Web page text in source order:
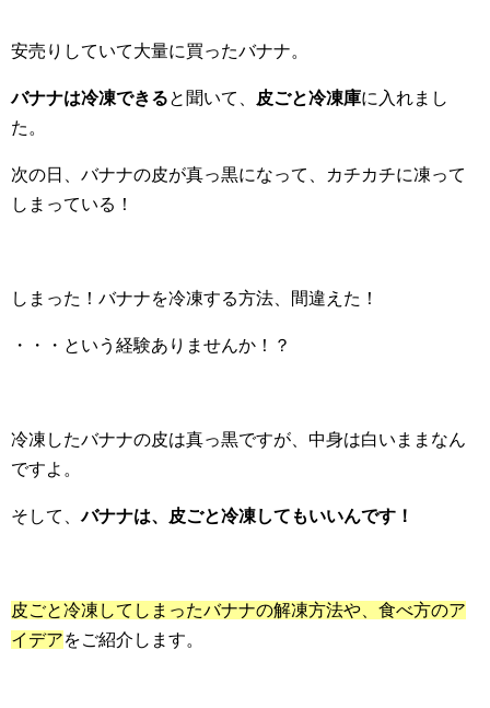
安売りしていて大量に買ったバナナ。
バナナは冷凍できると聞いて、 皮ごと冷凍庫に入れまし
た。
次の日、バナナの皮が真っ黒になって、カチカチに凍って
しまっている！
しまった！バナナを冷凍する方法、間違えた！
・・・という経験ありませんか！？
冷凍したバナナの皮は真っ黒ですが、中身は白いままなん
ですよ。
そして、バナナは、皮ごと冷凍してもいいんです！
皮ごと冷凍してしまったバナナの解凍方法や、食べ方のア
イデアをご紹介します。